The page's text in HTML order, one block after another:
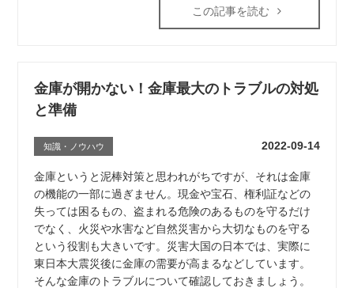
この記事を読む
金庫が開かない！金庫最大のトラブルの対処
と準備
知識・ノウハウ 2022-09-14
金庫というと泥棒対策と思われがちですが、それは金庫
の機能の一部に過ぎません。現金や宝石、権利証などの
失っては困るもの、盗まれる危険のあるものを守るだけ
でなく、火災や水害など自然災害から大切なものを守る
という役割も大きいです。災害大国の日本では、実際に
東日本大震災後に金庫の需要が高まるなどしています。
そんな金庫のトラブルについて確認しておきましょう。